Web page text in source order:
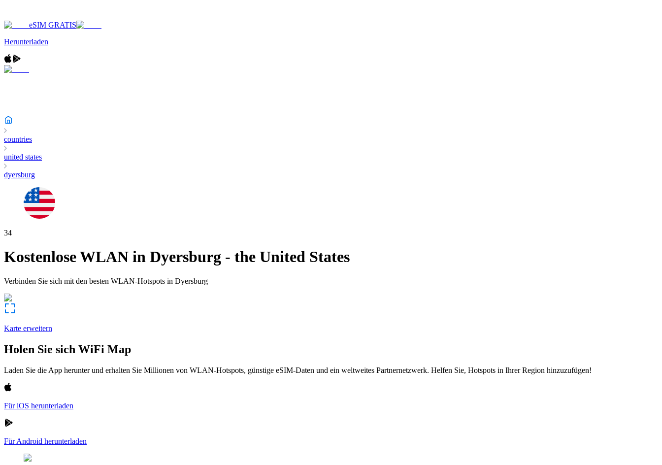
eSIM GRATIS
Herunterladen
countries
united states
dyersburg
34
Kostenlose WLAN in Dyersburg - the United States
Verbinden Sie sich mit den besten WLAN-Hotspots in Dyersburg
Karte erweitern
Holen Sie sich WiFi Map
Laden Sie die App herunter und erhalten Sie Millionen von WLAN-Hotspots, günstige eSIM-Daten und ein weltweites Partnernetzwerk. Helfen Sie, Hotspots in Ihrer Region hinzuzufügen!
Für iOS herunterladen
Für Android herunterladen